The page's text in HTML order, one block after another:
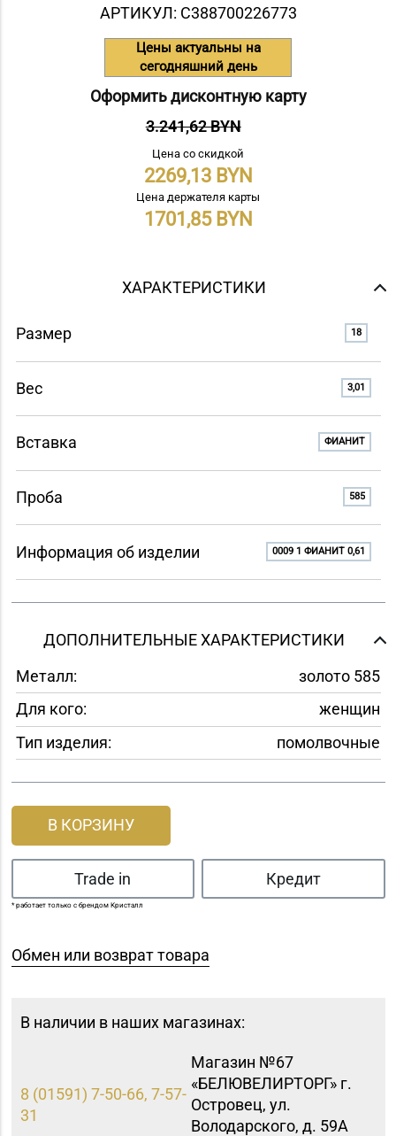
АРТИКУЛ: С388700226773
Цены актуальны на
сегодняшний день
Оформить дисконтную карту
3.241,62 BYN
Цена со скидкой
2269,13
Цена держателя карты
1701,85
ХАРАКТЕРИСТИКИ
Размер 18
Вес 3,01
Вставка ФИАНИТ
Проба 585
Информация об изделии 0009 1 ФИАНИТ 0,61
ДОПОЛНИТЕЛЬНЫЕ ХАРАКТЕРИСТИКИ
Металл:
золото 585
Для кого:
женщин
Тип изделия:
помолвочные
В КОРЗИНУ
Trade in Кредит
* работает только с брендом Кристалл
Обмен или возврат товара
В наличии в наших магазинах:
8 (01591) 7-50-66, 7-57-
31
Магазин №67
«БЕЛЮВЕЛИРТОРГ» г.
Островец, ул.
Володарского, д. 59A